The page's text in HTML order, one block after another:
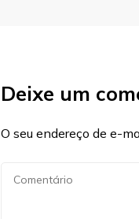
Deixe um
O seu endereço de e-